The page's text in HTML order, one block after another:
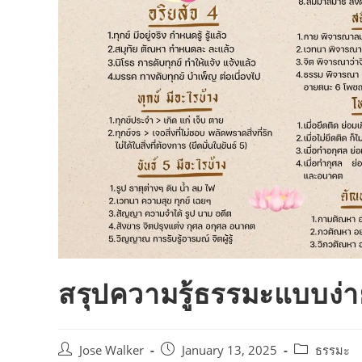
สรุปความรู้ธรรมะแบบง่
Jose Walker January 13, 2025 ธรรมะ